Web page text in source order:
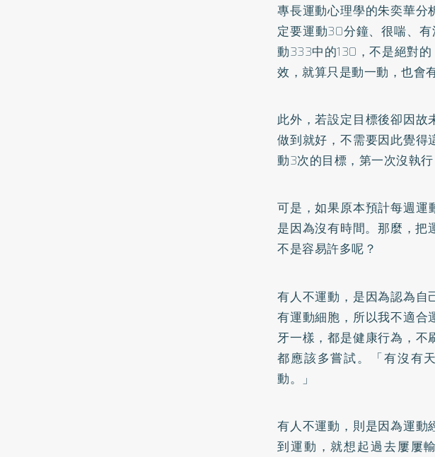
專長運動心理學的朱奕華分
定要運動30分鐘、很喘、
動333中的130，不是絕對
效，就算只是動一動，也會
此外，若設定目標後卻因故
做到就好，不需要因此覺得
動3次的目標，第一次沒執行
可是，如果原本預計每週運
是因為沒有時間。那麼，把
不是容易許多呢？
有人不運動，是因為認為自
有運動細胞，所以我不適合
牙一樣，都是健康行為，不
都應該多嘗試。「有沒有
動。」
有人不運動，則是因為運動
到運動，就想起過去屢屢